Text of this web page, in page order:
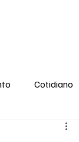
Cotidiano
Entrevista